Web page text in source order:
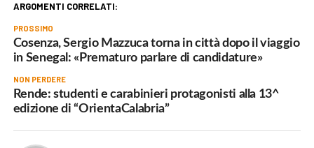
ARGOMENTI CORRELATI:
PROSSIMO
Cosenza, Sergio Mazzuca torna in città dopo il viaggio
in Senegal: «Prematuro parlare di candidature»
NON PERDERE
Rende: studenti e carabinieri protagonisti alla 13^
edizione di “OrientaCalabria”